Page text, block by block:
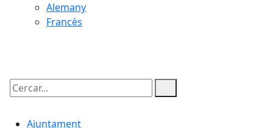
Alemany
Francès
Cercar:
Ajuntament